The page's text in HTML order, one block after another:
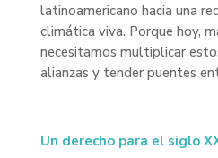
latinoamericano hacia una
climática viva. Porque hoy,
necesitamos multiplicar
alianzas y tender puentes
Un derecho para el siglo